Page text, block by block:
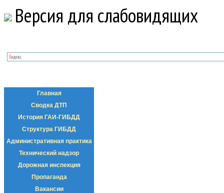
Версия для слабовидящих
Главная
Сводка ДТП
История ГАИ-ГИБДД
Структура ГИБДД
Административная практика
Технический надзор
Дорожная инспекция
Пропаганда
Вакансии